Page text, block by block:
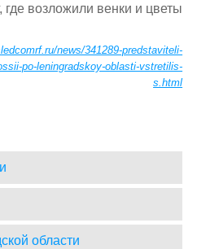
возложили венки и цветы
news/341289-predstaviteli-
po-leningradskoy-oblasti-vstretilis-
s.html
области